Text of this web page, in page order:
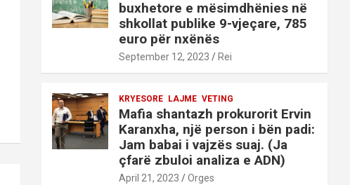
buxhetore e mësimdhënies në
shkollat publike 9-vjeçare, 785
euro për nxënës
September 12, 2023 Rei
KRYESORE LAJME VETING
Mafia shantazh prokurorit Ervin
Karanxha, një person i bën padi:
Jam babai i vajzës suaj. (Ja
çfarë zbuloi analiza e ADN)
April 21, 2023 Orges